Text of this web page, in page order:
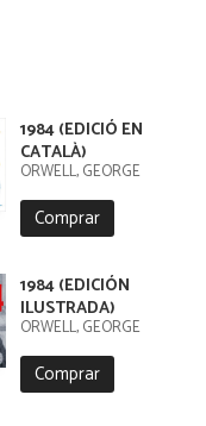
1984 (EDICIÓ EN
CATALÀ)
ORWELL, GEORGE
Comprar
1984 (EDICIÓN
ILUSTRADA)
ORWELL, GEORGE
Comprar